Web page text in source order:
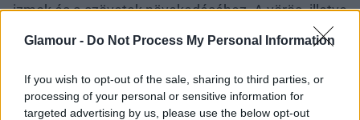
Glamour - Do Not Process My Personal Information
If you wish to opt-out of the sale, sharing to third parties, or
processing of your personal or sensitive information for
targeted advertising by us, please use the below opt-out
izmok és a szövetek növekedéséhez. A vörös- illetve
a feldolgozott húsok, például a marha-, a sertés-, a
bárányhús vagy épp a virsli, közvetlen kapcsolatban
inkább fehér húsokat választani, csirkét vagy
pulykát.